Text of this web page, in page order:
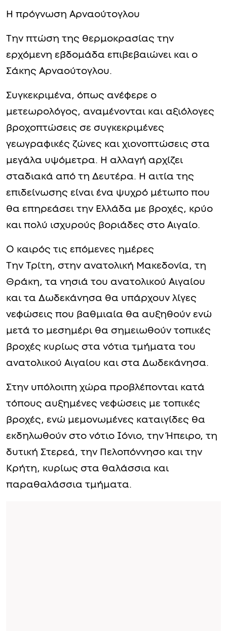
Η πρόγνωση Αρναούτογλου
Την πτώση της θερμοκρασίας την
ερχόμενη εβδομάδα επιβεβαιώνει και ο
Σάκης Αρναούτογλου.
Συγκεκριμένα, όπως ανέφερε ο
μετεωρολόγος, αναμένονται και αξιόλογες
βροχοπτώσεις σε συγκεκριμένες
γεωγραφικές ζώνες και χιονοπτώσεις στα
μεγάλα υψόμετρα. Η αλλαγή αρχίζει
σταδιακά από τη Δευτέρα. Η αιτία της
επιδείνωσης είναι ένα ψυχρό μέτωπο που
θα επηρεάσει την Ελλάδα με βροχές, κρύο
και πολύ ισχυρούς βοριάδες στο Αιγαίο.
Ο καιρός τις επόμενες ημέρες
Την Τρίτη, στην ανατολική Μακεδονία, τη
Θράκη, τα νησιά του ανατολικού Αιγαίου
και τα Δωδεκάνησα θα υπάρχουν λίγες
νεφώσεις που βαθμιαία θα αυξηθούν ενώ
μετά το μεσημέρι θα σημειωθούν τοπικές
βροχές κυρίως στα νότια τμήματα του
ανατολικού Αιγαίου και στα Δωδεκάνησα.
Στην υπόλοιπη χώρα προβλέπονται κατά
τόπους αυξημένες νεφώσεις με τοπικές
βροχές, ενώ μεμονωμένες καταιγίδες θα
εκδηλωθούν στο νότιο Ιόνιο, την Ήπειρο, τη
δυτική Στερεά, την Πελοπόννησο και την
Κρήτη, κυρίως στα θαλάσσια και
παραθαλάσσια τμήματα.